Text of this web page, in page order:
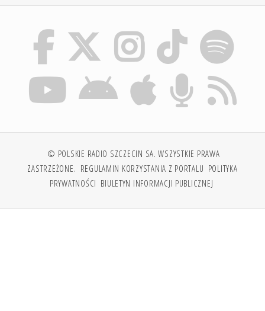
© POLSKIE RADIO SZCZECIN SA. WSZYSTKIE PRAWA
ZASTRZEŻONE. REGULAMIN KORZYSTANIA Z PORTALU POLITYKA
PRYWATNOŚCI BIULETYN INFORMACJI PUBLICZNEJ